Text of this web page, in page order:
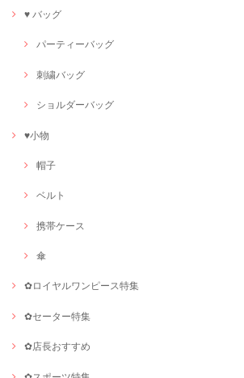
♥ バッグ
パーティーバッグ
刺繍バッグ
ショルダーバッグ
♥小物
帽子
ベルト
携帯ケース
傘
✿ロイヤルワンピース特集
✿セーター特集
✿店長おすすめ